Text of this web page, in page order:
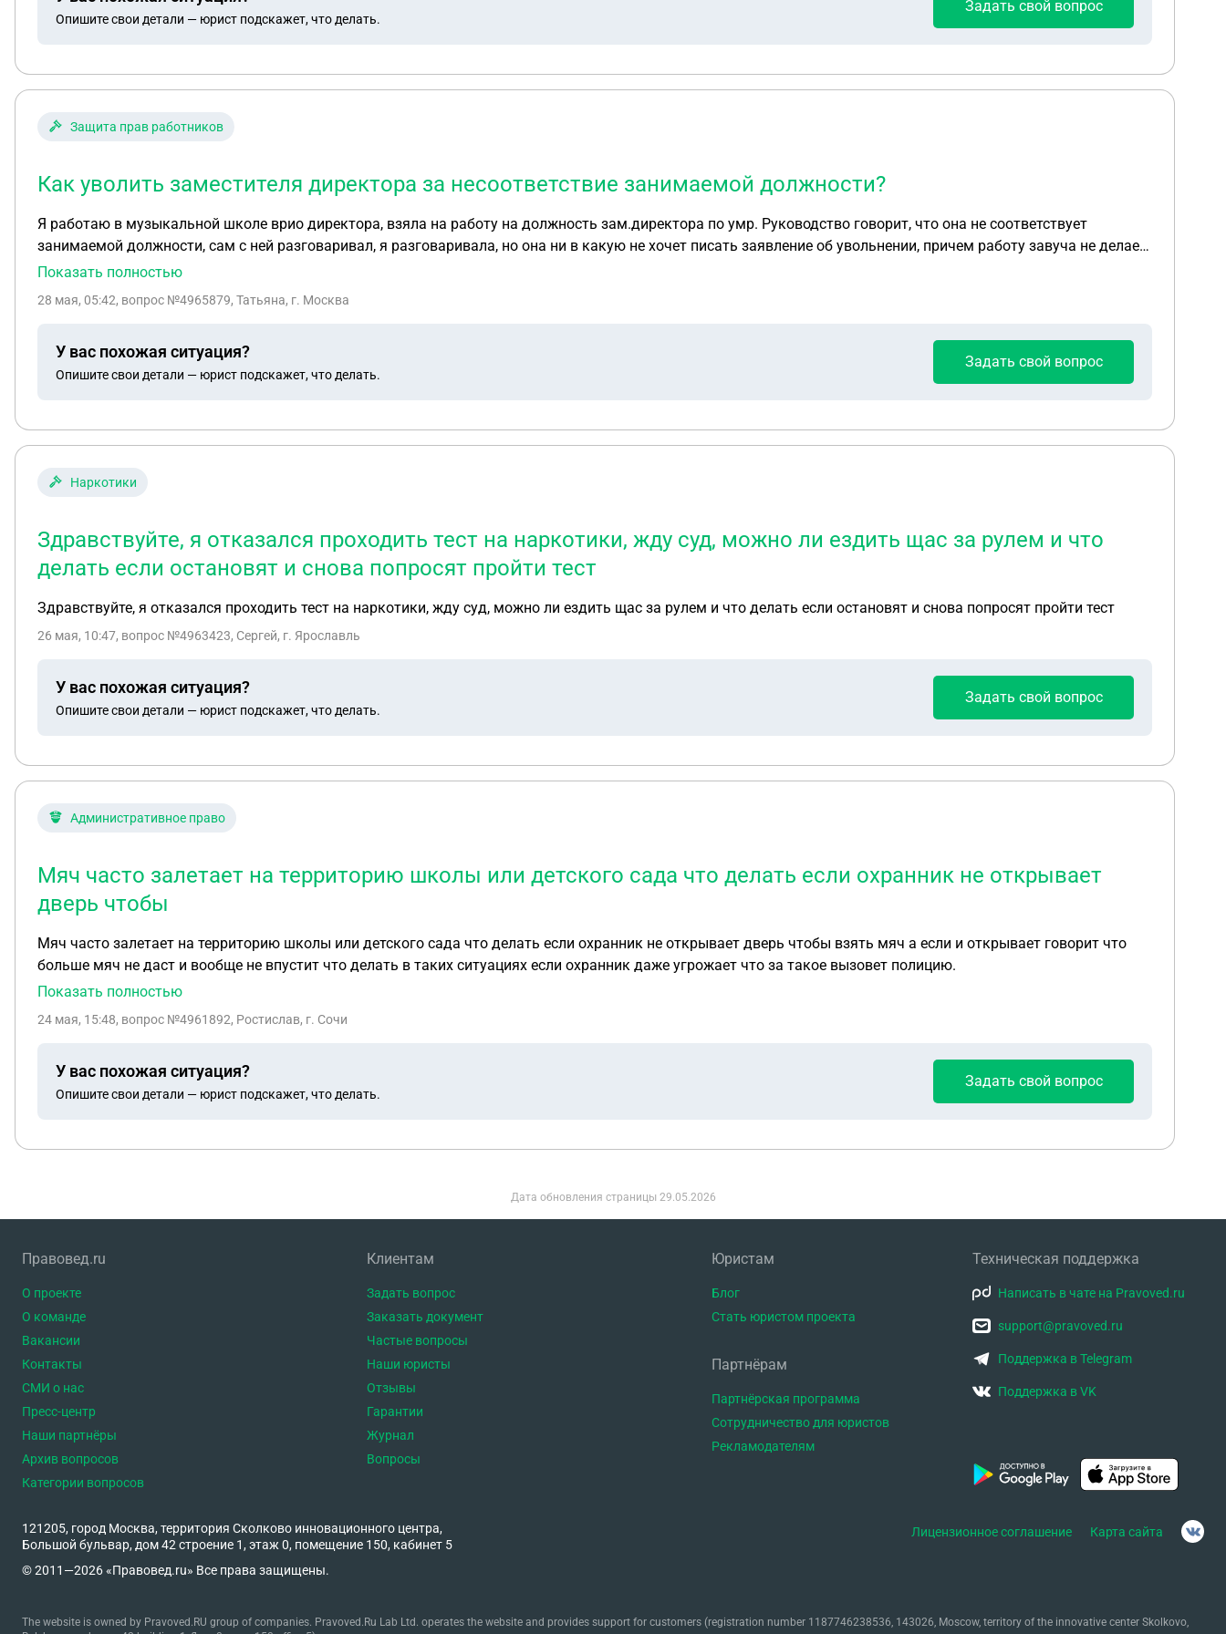
оклада. Их - найти мне вакансию и не платить их. Боюсь, что могут начать ставить препоны и тянуть время, чтобы я согласилась на 1 оклад. Я не соглашусь
Опишите свои детали — юрист подскажет, что делать.
Задать свой вопрос
Защита прав работников
Как уволить заместителя директора за несоответствие занимаемой должности?
Я работаю в музыкальной школе врио директора, взяла на работу на должность зам.директора по умр. Руководство говорит, что она не соответствует
занимаемой должности, сам с ней разговаривал, я разговаривала, но она ни в какую не хочет писать заявление об увольнении, причем работу завуча не делает.
Что делать в данной ситуации, чтобы было без всяких разбирательств?
Показать полностью
28 мая, 05:42, вопрос №4965879, Татьяна, г. Москва
У вас похожая ситуация?
Опишите свои детали — юрист подскажет, что делать.
Задать свой вопрос
Наркотики
Здравствуйте, я отказался проходить тест на наркотики, жду суд, можно ли ездить щас за рулем и что
делать если остановят и снова попросят пройти тест
Здравствуйте, я отказался проходить тест на наркотики, жду суд, можно ли ездить щас за рулем и что делать если остановят и снова попросят пройти тест
26 мая, 10:47, вопрос №4963423, Сергей, г. Ярославль
У вас похожая ситуация?
Опишите свои детали — юрист подскажет, что делать.
Задать свой вопрос
Административное право
Мяч часто залетает на территорию школы или детского сада что делать если охранник не открывает
дверь чтобы
Мяч часто залетает на территорию школы или детского сада что делать если охранник не открывает дверь чтобы взять мяч а если и открывает говорит что
больше мяч не даст и вообще не впустит что делать в таких ситуациях если охранник даже угрожает что за такое вызовет полицию.
Показать полностью
24 мая, 15:48, вопрос №4961892, Ростислав, г. Сочи
У вас похожая ситуация?
Опишите свои детали — юрист подскажет, что делать.
Задать свой вопрос
Дата обновления страницы 29.05.2026
Правовед.ru
О проекте
О команде
Вакансии
Контакты
СМИ о нас
Пресс-центр
Наши партнёры
Архив вопросов
Категории вопросов
Клиентам
Задать вопрос
Заказать документ
Частые вопросы
Наши юристы
Отзывы
Гарантии
Журнал
Вопросы
Юристам
Блог
Стать юристом проекта
Партнёрам
Партнёрская программа
Сотрудничество для юристов
Рекламодателям
Техническая поддержка
Написать в чате на Pravoved.ru
support@pravoved.ru
Поддержка в Telegram
Поддержка в VK
121205, город Москва, территория Сколково инновационного центра,
Большой бульвар, дом 42 строение 1, этаж 0, помещение 150, кабинет 5
© 2011—2026 «Правовед.ru» Все права защищены.
Лицензионное соглашение Карта сайта
The website is owned by Pravoved.RU group of companies. Pravoved.Ru Lab Ltd. operates the website and provides support for customers (registration number 1187746238536, 143026, Moscow, territory of the innovative center Skolkovo,